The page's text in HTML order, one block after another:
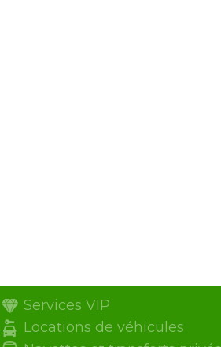
Services VIP
Locations de véhicules